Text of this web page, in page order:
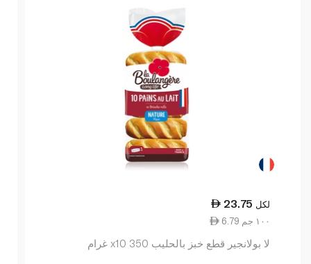
23.75 لكل
6.79 ١٠٠ جم
لا بولانجير قطع خبز بالحليب x10 350 غرام